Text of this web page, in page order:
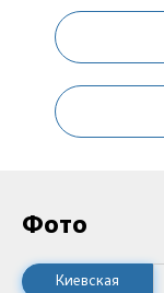
Фото
Киевская